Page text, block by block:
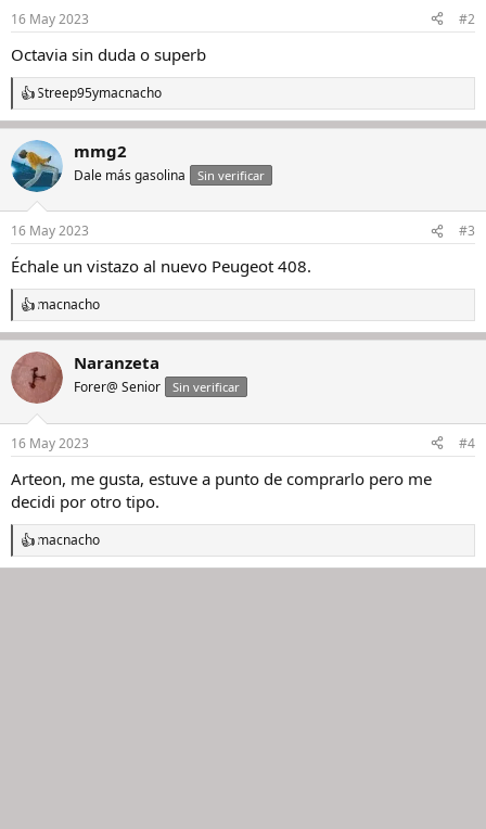
16 May 2023 #2
Octavia sin duda o superb
R
e
a
c
c
i
e
:
Streep95ymacnacho
mmg2
Dale más gasolina Sin verificar
16 May 2023 #3
Échale un vistazo al nuevo Peugeot 408.
R
e
c
c
i
e
:
macnacho
Naranzeta
Forer@ Senior Sin verificar
16 May 2023 #4
Arteon, me gusta, estuve a punto de comprarlo pero me
decidi por otro tipo.
R
e
macnacho